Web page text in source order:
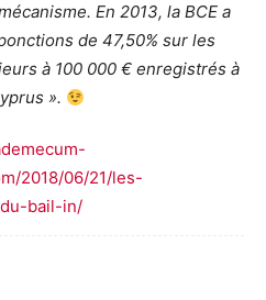
En 2013, la BCE a
de 47,50% sur les
à 100 000 € enregistrés à
».
2018/06/21/les-
bail-in/